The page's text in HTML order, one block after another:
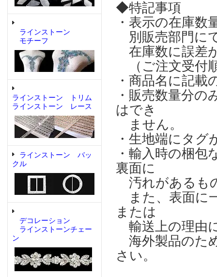
ラインストーン
モチーフ
ラインストーン トリム
ラインストーン レース
ラインストーン バッ
クル
デコレーション
ラインストーンチェー
ン
◆特記事項
・表示の在庫
別販売部門に
在庫数に誤差
（ご注文受付
・商品名に記
・販売数量分
はでき
ません。
・生地端にタ
・輸入時の梱
裏面に
汚れがあるも
また、表面に
または
輸送上の理由
海外製品のた
さい。